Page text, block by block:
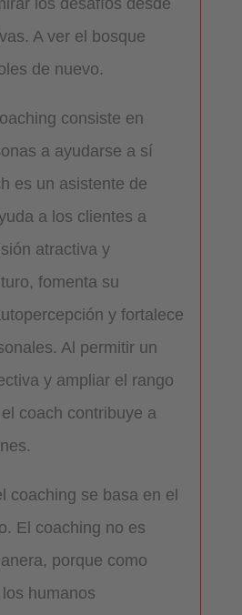
A ver el bosque
de nuevo.
consiste en
a ayudarse a sí
es un asistente de
a los clientes a
atractiva y
fomenta su
y fortalece
Al permitir un
y ampliar el rango
coach contribuye a
coaching se basa en el
El coaching no es
porque como
humanos